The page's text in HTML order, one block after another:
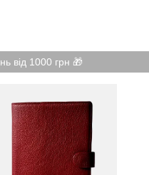
від 1000 грн 🎁